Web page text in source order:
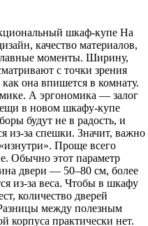
шкаф-купе На
качество материалов,
моменты. Ширину,
с точки зрения
она впишется в комнату.
А эргономика — залог
в новом шкафу-купе
будут не в радость, и
из-за спешки. Значит, важно
Проще всего
Обычно этот параметр
двери — 50–80 см, более
из-за веса. Чтобы в шкафу
количество дверей
между полезным
корпуса практически нет.